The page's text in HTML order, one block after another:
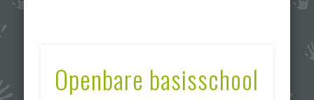
Openbare basisschool